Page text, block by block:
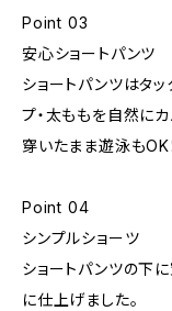
Point 03
安心ショートパンツ
ショートパンツはタ
プ・太ももを自然にカ
穿いたまま遊泳もOK
Point 04
シンプルショーツ
ショートパンツの下
に仕上げました。